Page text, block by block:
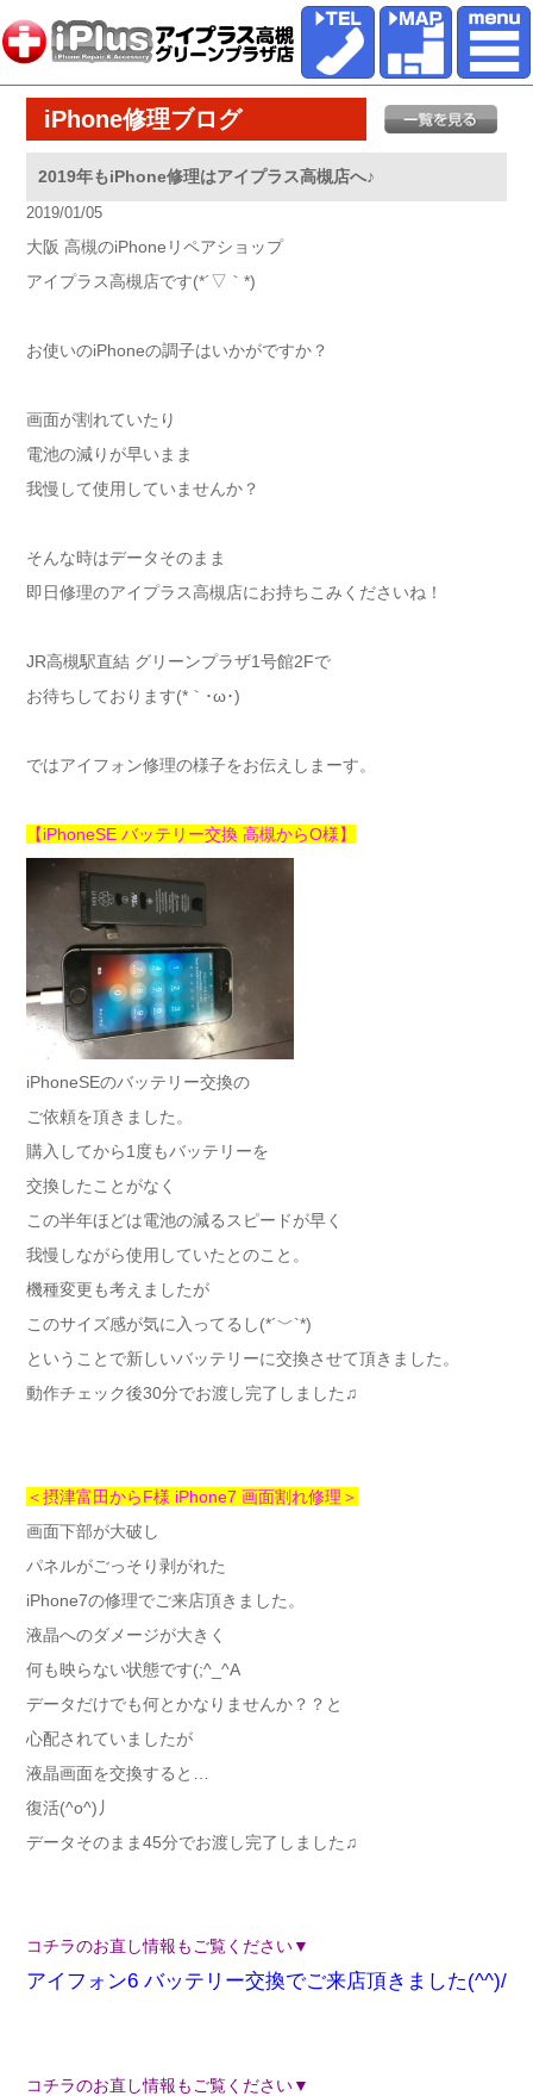
iPhone修理ブログ
2019年もiPhone修理はアイプラス高槻店へ♪
2019/01/05
大阪 高槻のiPhoneリペアショップ
アイプラス高槻店です(*´▽｀*)
お使いのiPhoneの調子はいかがですか？
画面が割れていたり
電池の減りが早いまま
我慢して使用していませんか？
そんな時はデータそのまま
即日修理のアイプラス高槻店にお持ちこみくださいね！
JR高槻駅直結 グリーンプラザ1号館2Fで
お待ちしております(*｀･ω･)ゞ
ではアイフォン修理の様子をお伝えしまーす。
【iPhoneSE バッテリー交換 高槻からO様】
iPhoneSEのバッテリー交換の
ご依頼を頂きました。
購入してから1度もバッテリーを
交換したことがなく
この半年ほどは電池の減るスピードが早く
我慢しながら使用していたとのこと。
機種変更も考えましたが
このサイズ感が気に入ってるし(*´﹀`*)
ということで新しいバッテリーに交換させて頂きました。
動作チェック後30分でお渡し完了しました♫
＜摂津富田からF様 iPhone7 画面割れ修理＞
画面下部が大破し
パネルがごっそり剥がれた
iPhone7の修理でご来店頂きました。
液晶へのダメージが大きく
何も映らない状態です(;^_^A
データだけでも何とかなりませんか？？と
心配されていましたが
液晶画面を交換すると…
復活(^o^)丿
データそのまま45分でお渡し完了しました♫
コチラのお直し情報もご覧ください▼
アイフォン6 バッテリー交換でご来店頂きました(^^)/
コチラのお直し情報もご覧ください▼